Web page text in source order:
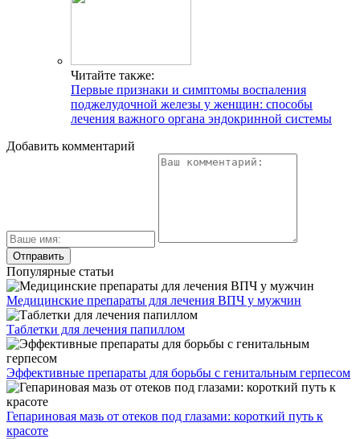
Читайте также:
Первые признаки и симптомы воспаления
поджелудочной железы у женщин: способы
лечения важного органа эндокринной системы
Добавить комментарий
Популярные статьи
Медицинские препараты для лечения ВПЧ у мужчин
Таблетки для лечения папиллом
Эффективные препараты для борьбы с генитальным герпесом
Гепариновая мазь от отеков под глазами: короткий путь к
красоте